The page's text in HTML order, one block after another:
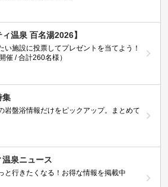
ィ温泉 百名湯2026】
い施設に投票してプレゼントを当てよう！
催 / 合計260名様）
集
岩盤浴情報だけをピックアップ。まとめて
温泉ニュース
と行きたくなる！お得な情報を掲載中